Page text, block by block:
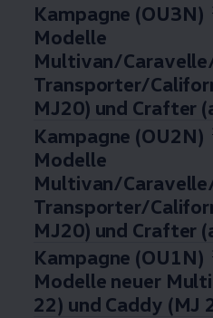
Kampagne (OU3N)
Modelle
Multivan/Caravelle
Transporter/
MJ20) und Crafter
Kampagne (OU2N)
Modelle
Multivan/Caravelle
Transporter/
MJ20) und Crafter
Kampagne (OU1N)
Modelle neuer
22) und Caddy (MJ